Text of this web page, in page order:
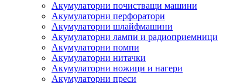
Акумулаторни почистващи машини
Акумулаторни перфоратори
Акумулаторни шлайфмашини
Акумулаторни лампи и радиоприемници
Акумулаторни помпи
Акумулаторни нитачки
Акумулаторни ножици и нагери
Акумулаторни преси